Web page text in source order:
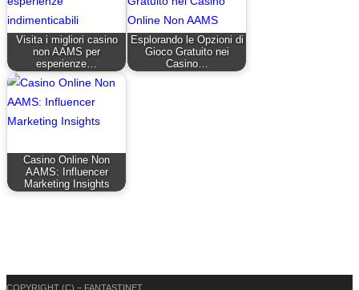
Visita i migliori casino
non AAMS per
esperienze…
Esplorando le Opzioni di
Gioco Gratuito nei
Casino…
Casino Online Non
AAMS: Influencer
Marketing Insights
COPYRIGHT (C) – FANTASTINET